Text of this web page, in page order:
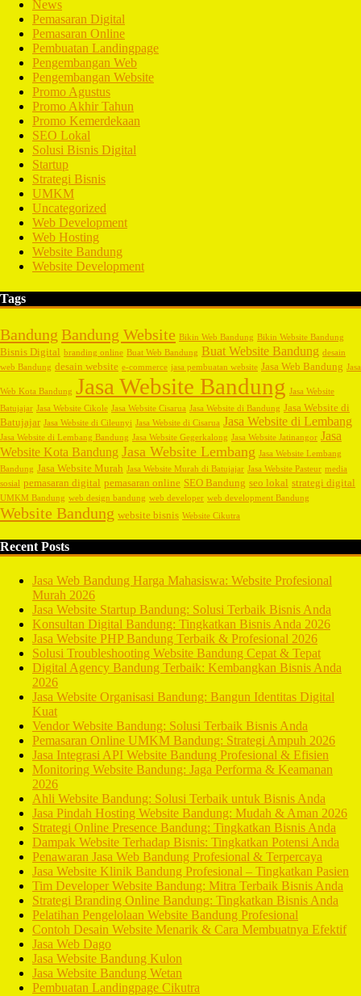
News
Pemasaran Digital
Pemasaran Online
Pembuatan Landingpage
Pengembangan Web
Pengembangan Website
Promo Agustus
Promo Akhir Tahun
Promo Kemerdekaan
SEO Lokal
Solusi Bisnis Digital
Startup
Strategi Bisnis
UMKM
Uncategorized
Web Development
Web Hosting
Website Bandung
Website Development
Tags
Bandung Bandung Website Bikin Web Bandung Bikin Website Bandung
Bisnis Digital branding online Buat Web Bandung Buat Website Bandung desain
web Bandung desain website e-commerce jasa pembuatan website Jasa Web Bandung Jasa
Web Kota Bandung Jasa Website Bandung Jasa Website
Batujajar Jasa Website Cikole Jasa Website Cisarua Jasa Website di Bandung Jasa Website di
Batujajar Jasa Website di Cileunyi Jasa Website di Cisarua Jasa Website di Lembang
Jasa Website di Lembang Bandung Jasa Website Gegerkalong Jasa Website Jatinangor Jasa
Website Kota Bandung Jasa Website Lembang Jasa Website Lembang
Bandung Jasa Website Murah Jasa Website Murah di Batujajar Jasa Website Pasteur media
sosial pemasaran digital pemasaran online SEO Bandung seo lokal strategi digital
UMKM Bandung web design bandung web developer web development Bandung
Website Bandung website bisnis Website Cikutra
Recent Posts
Jasa Web Bandung Harga Mahasiswa: Website Profesional
Murah 2026
Jasa Website Startup Bandung: Solusi Terbaik Bisnis Anda
Konsultan Digital Bandung: Tingkatkan Bisnis Anda 2026
Jasa Website PHP Bandung Terbaik & Profesional 2026
Solusi Troubleshooting Website Bandung Cepat & Tepat
Digital Agency Bandung Terbaik: Kembangkan Bisnis Anda
2026
Jasa Website Organisasi Bandung: Bangun Identitas Digital
Kuat
Vendor Website Bandung: Solusi Terbaik Bisnis Anda
Pemasaran Online UMKM Bandung: Strategi Ampuh 2026
Jasa Integrasi API Website Bandung Profesional & Efisien
Monitoring Website Bandung: Jaga Performa & Keamanan
2026
Ahli Website Bandung: Solusi Terbaik untuk Bisnis Anda
Jasa Pindah Hosting Website Bandung: Mudah & Aman 2026
Strategi Online Presence Bandung: Tingkatkan Bisnis Anda
Dampak Website Terhadap Bisnis: Tingkatkan Potensi Anda
Penawaran Jasa Web Bandung Profesional & Terpercaya
Jasa Website Klinik Bandung Profesional – Tingkatkan Pasien
Tim Developer Website Bandung: Mitra Terbaik Bisnis Anda
Strategi Branding Online Bandung: Tingkatkan Bisnis Anda
Pelatihan Pengelolaan Website Bandung Profesional
Contoh Desain Website Menarik & Cara Membuatnya Efektif
Jasa Web Dago
Jasa Website Bandung Kulon
Jasa Website Bandung Wetan
Pembuatan Landingpage Cikutra